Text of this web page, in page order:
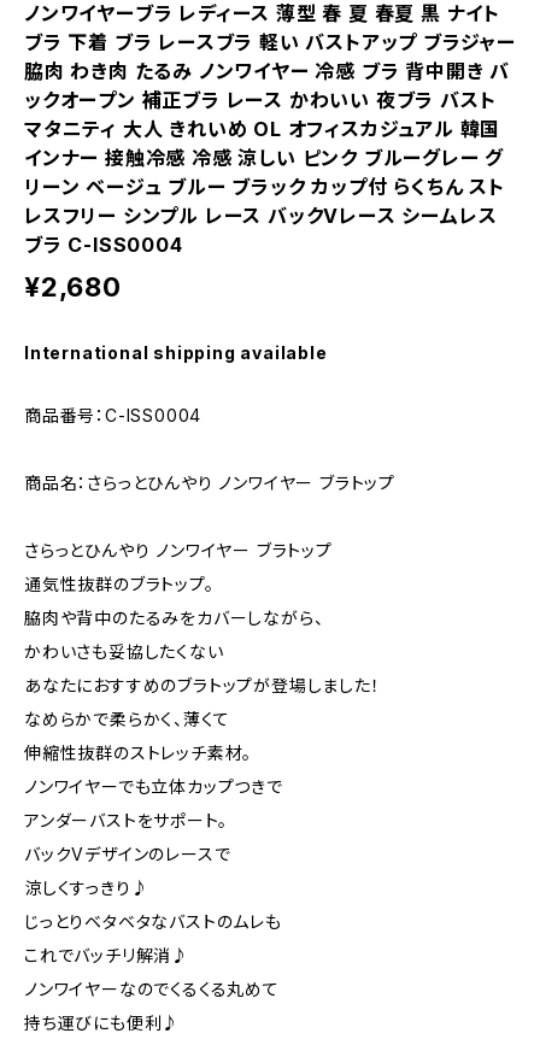
ノンワイヤーブラ レディース 薄型 春 夏 春夏 黒 ナイト
ブラ 下着 ブラ レースブラ 軽い バストアップ ブラジャー
脇肉 わき肉 たるみ ノンワイヤー 冷感 ブラ 背中開き バ
ックオープン 補正ブラ レース かわいい 夜ブラ バスト
マタニティ 大人 きれいめ OL オフィスカジュアル 韓国
インナー 接触冷感 冷感 涼しい ピンク ブルーグレー グ
リーン ベージュ ブルー ブラック カップ付 らくちん スト
レスフリー シンプル レース バックVレース シームレス
ブラ C-ISS0004
¥2,680
International shipping available
商品番号：C-ISS0004
商品名：さらっとひんやり ノンワイヤー ブラトップ
さらっとひんやり ノンワイヤー ブラトップ
通気性抜群のブラトップ。
脇肉や背中のたるみをカバーしながら、
かわいさも妥協したくない
あなたにおすすめのブラトップが登場しました！
なめらかで柔らかく、薄くて
伸縮性抜群のストレッチ素材。
ノンワイヤーでも立体カップつきで
アンダーバストをサポート。
バックVデザインのレースで
涼しくすっきり♪
じっとりベタベタなバストのムレも
これでバッチリ解消♪
ノンワイヤーなのでくるくる丸めて
持ち運びにも便利♪